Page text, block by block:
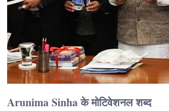
Arunima Sinha के मोटिवेशनल शब्द